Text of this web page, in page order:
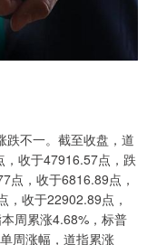
不一。截至收盘，道
收于47916.57点，跌
点，收于6816.89点，
，收于22902.89点，
周累涨4.68%，标普
周涨幅，道指累涨